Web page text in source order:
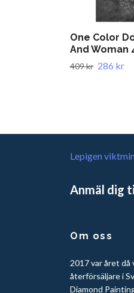
One Color
And Woman
409 kr 286 kr
Lepigen
Anmäl dig
Om oss
2017 var året då
återförsäljare i
Diamond